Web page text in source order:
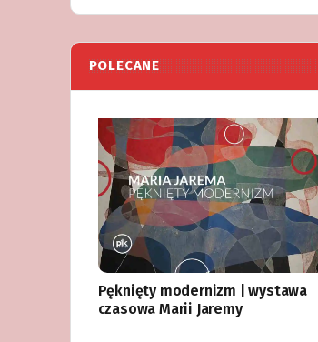
POLECANE
Pęknięty modernizm | wystawa
czasowa Marii Jaremy